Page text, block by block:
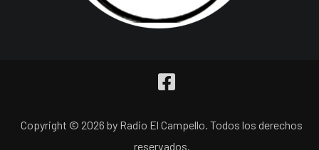
Copyright © 2026 by Radio El Campello. Todos los derechos
reservados.